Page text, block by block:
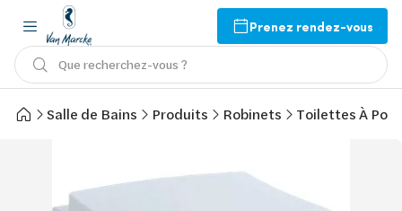
Prenez rendez-vous
Que recherchez-vous ?
Salle de Bains Produits Robinets Toilettes À